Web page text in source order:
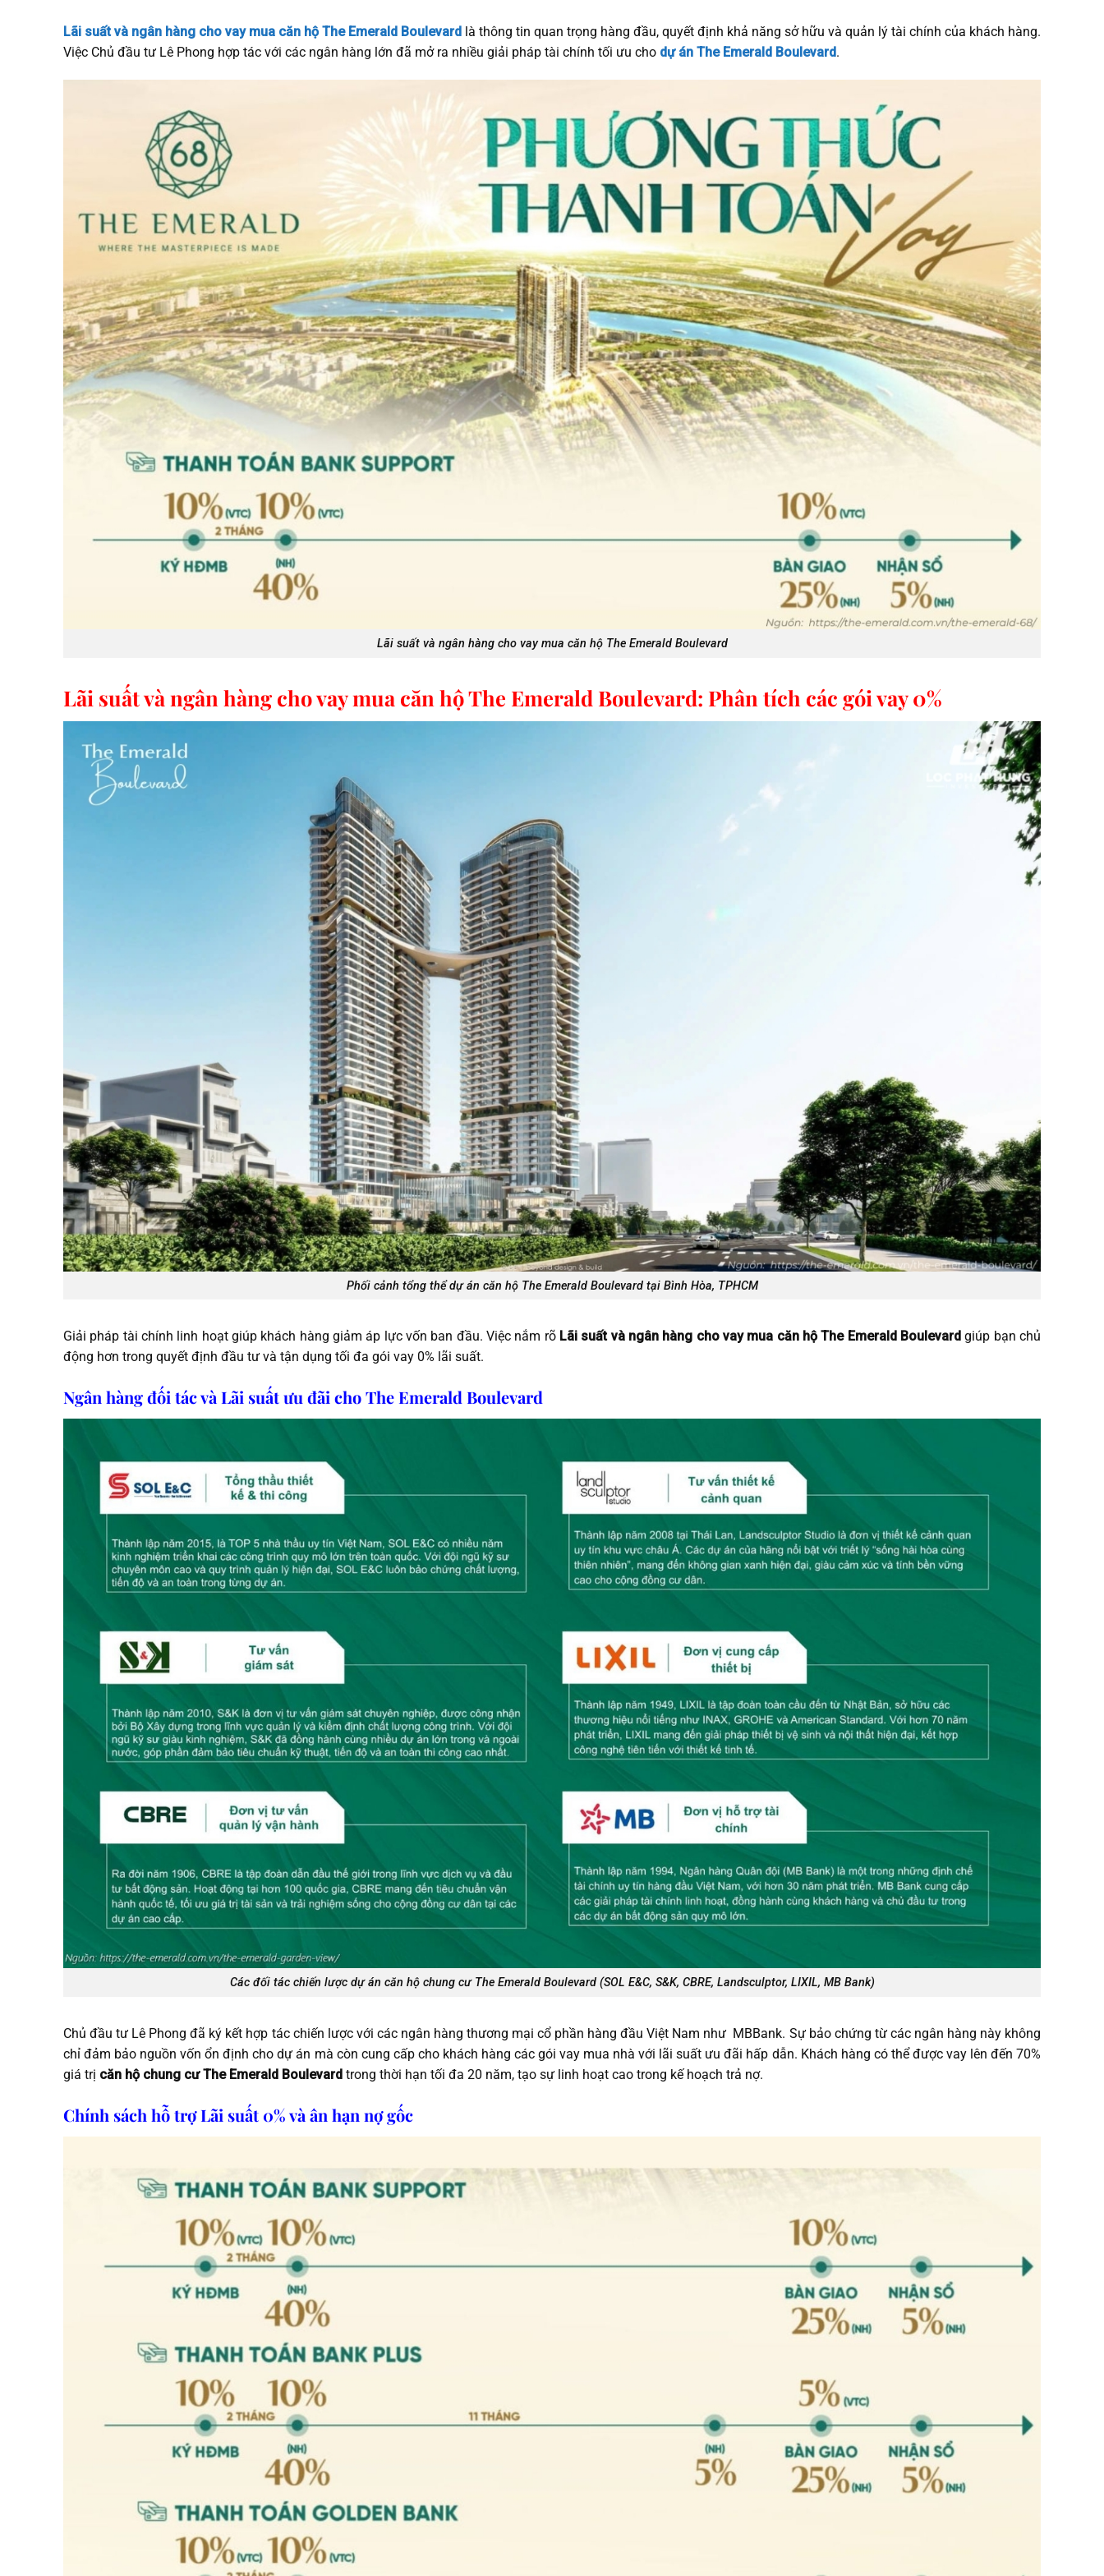
Lãi suất và ngân hàng cho vay mua căn hộ The Emerald Boulevard là thông tin quan trọng hàng đầu, quyết định khả năng sở hữu và quản lý tài chính của khách hàng.
Việc Chủ đầu tư Lê Phong hợp tác với các ngân hàng lớn đã mở ra nhiều giải pháp tài chính tối ưu cho dự án The Emerald Boulevard.
Lãi suất và ngân hàng cho vay mua căn hộ The Emerald Boulevard
Lãi suất và ngân hàng cho vay mua căn hộ The Emerald Boulevard: Phân tích các gói vay 0%
Phối cảnh tổng thể dự án căn hộ The Emerald Boulevard tại Bình Hòa, TPHCM
Giải pháp tài chính linh hoạt giúp khách hàng giảm áp lực vốn ban đầu. Việc nắm rõ Lãi suất và ngân hàng cho vay mua căn hộ The Emerald Boulevard giúp bạn chủ
động hơn trong quyết định đầu tư và tận dụng tối đa gói vay 0% lãi suất.
Ngân hàng đối tác và Lãi suất ưu đãi cho The Emerald Boulevard
Các đối tác chiến lược dự án căn hộ chung cư The Emerald Boulevard (SOL E&C, S&K, CBRE, Landsculptor, LIXIL, MB Bank)
Chủ đầu tư Lê Phong đã ký kết hợp tác chiến lược với các ngân hàng thương mại cổ phần hàng đầu Việt Nam như MBBank. Sự bảo chứng từ các ngân hàng này không
chỉ đảm bảo nguồn vốn ổn định cho dự án mà còn cung cấp cho khách hàng các gói vay mua nhà với lãi suất ưu đãi hấp dẫn. Khách hàng có thể được vay lên đến 70%
giá trị căn hộ chung cư The Emerald Boulevard trong thời hạn tối đa 20 năm, tạo sự linh hoạt cao trong kế hoạch trả nợ.
Chính sách hỗ trợ Lãi suất 0% và ân hạn nợ gốc